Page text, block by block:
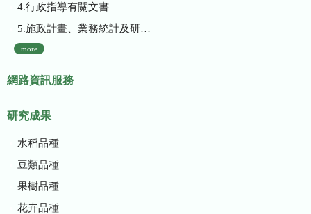
4.行政指導有關文書
5.施政計畫、業務統計及研究報告
more
網路資訊服務
研究成果
水稻品種
豆類品種
果樹品種
花卉品種